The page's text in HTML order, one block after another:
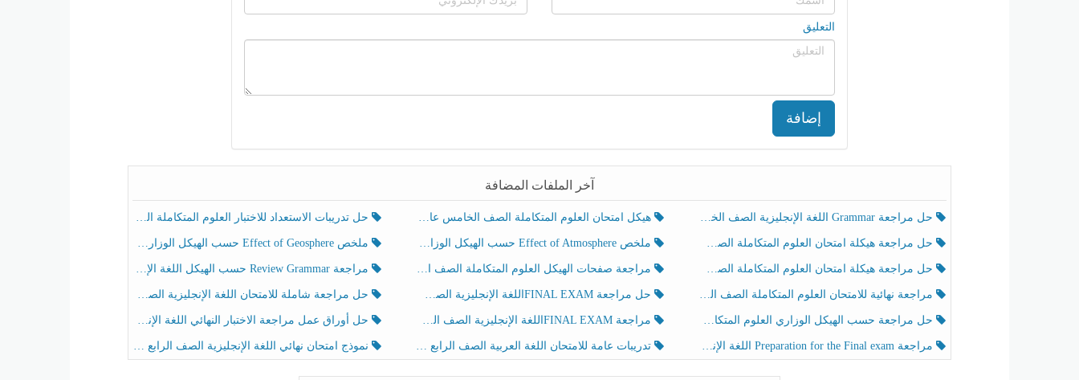
التعليق
إضافة
آخر الملفات المضافة
حل مراجعة Grammar اللغة الإنجليزية الصف الخامس الفصل الثالث هيكل امتحان العلوم المتكاملة الصف الخامس عام الفصل الدراسي الثالث 2025-2026 حل تدريبات الاستعداد للاختبار العلوم المتكاملة الصف الخامس عام الفصل الثالث
حل مراجعة هيكلة امتحان العلوم المتكاملة الصف الخامس انسبير الفصل الثالث ملخص Effect of Atmosphere حسب الهيكل الوزاري العلوم المتكاملة الصف الخامس انسبير الفصل الثالث ملخص Effect of Geosphere حسب الهيكل الوزاري العلوم المتكاملة الصف الخامس انسبير الفصل الثالث
حل مراجعة هيكلة امتحان العلوم المتكاملة الصف الخامس عام الفصل الثالث مراجعة صفحات الهيكل العلوم المتكاملة الصف الخامس انسبير الفصل الثالث مراجعة Review Grammar حسب الهيكل اللغة الإنجليزية الصف الخامس الفصل الثالث
مراجعة نهائية للامتحان العلوم المتكاملة الصف الخامس انسبير الفصل الثالث حل مراجعة FINAL EXAMاللغة الإنجليزية الصف الخامس الفصل الثالث حل مراجعة شاملة للامتحان اللغة الإنجليزية الصف الخامس الفصل الثالث
حل مراجعة حسب الهيكل الوزاري العلوم المتكاملة الصف الخامس عام الفصل الثالث مراجعة FINAL EXAMاللغة الإنجليزية الصف الخامس الفصل الثالث حل أوراق عمل مراجعة الاختبار النهائي اللغة الإنجليزية الصف الرابع الفصل الثالث
مراجعة Preparation for the Final exam اللغة الإنجليزية الصف الرابع الفصل الثالث تدريبات عامة للامتحان اللغة العربية الصف الرابع الفصل الثالث نموذج امتحان نهائي اللغة الإنجليزية الصف الرابع الفصل الثالث